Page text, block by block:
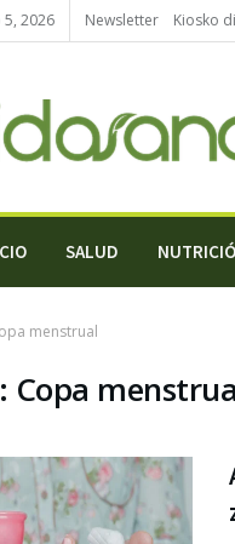
2026 Newsletter Kiosko
SALUD
menstrual
Copa